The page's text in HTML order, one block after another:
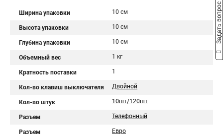
Ширина упаковки 10 см
Высота упаковки 10 см
Глубина упаковки 10 см
Объемный вес 1 кг
Кратность поставки 1
Кол-во клавиш выключателя Двойной
Кол-во штук 10шт/120шт
Разъем Телефонный
Разъем Евро
Задать вопрос